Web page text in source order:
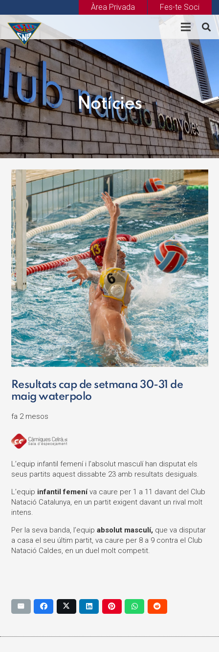
Àrea Privada Fes-te Soci
Notícies
Resultats cap de setmana 30-31 de
maig waterpolo
fa 2 mesos
L’equip infantil femení i l’absolut masculí han disputat els
seus partits aquest dissabte 23 amb resultats desiguals.
L’equip infantil femeníva caure per 1 a 11 davant del Club
Natació Catalunya, en un partit exigent davant un rival molt
intens.
Per la seva banda, l’equip absolut masculí, que va disputar
a casa el seu últim partit, va caure per 8 a 9 contra el Club
Natació Caldes, en un duel molt competit.